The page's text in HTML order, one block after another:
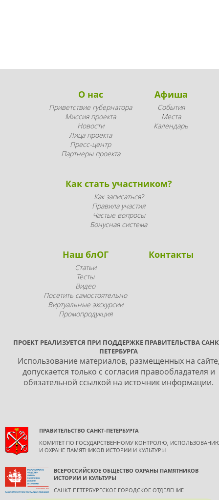
О нас
Приветствие губернатора
Миссия проекта
Новости
Лица проекта
Пресс-центр
Партнеры проекта
Афиша
События
Места
Календарь
Как стать участником?
Как записаться?
Правила участия
Частые вопросы
Бонусная система
Наш блОГ
Статьи
Тесты
Видео
Посетить самостоятельно
Виртуальные экскурсии
Промопродукция
Контакты
ПРОЕКТ РЕАЛИЗУЕТСЯ ПРИ ПОДДЕРЖКЕ ПРАВИТЕЛЬСТВА
ПЕТЕРБУРГА
Использование материалов, размещенных на
допускается только с согласия правообладателя и
обязательной ссылкой на источник информации.
ПРАВИТЕЛЬСТВО САНКТ-ПЕТЕРБУРГА
КОМИТЕТ ПО ГОСУДАРСТВЕННОМУ КОНТРОЛЮ,
И ОХРАНЕ ПАМЯТНИКОВ ИСТОРИИ И КУЛЬТУРЫ
ВСЕРОССИЙСКОЕ ОБЩЕСТВО ОХРАНЫ ПАМЯТНИКОВ
ИСТОРИИ И КУЛЬТУРЫ
САНКТ-ПЕТЕРБУРГСКОЕ ГОРОДСКОЕ ОТДЕЛЕНИЕ